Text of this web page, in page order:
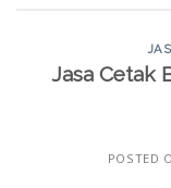
Jasa Cetak
POSTED